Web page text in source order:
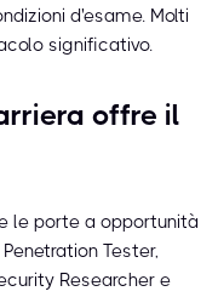
d'esame. Molti
significativo.
offre il
le porte a opportunità
Tester,
Researcher e